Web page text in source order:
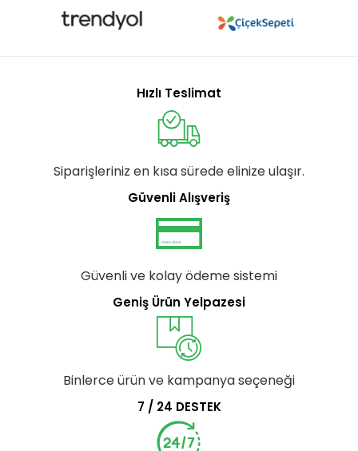
Hızlı Teslimat
Siparişleriniz en kısa sürede elinize ulaşır.
Güvenli Alışveriş
Güvenli ve kolay ödeme sistemi
Geniş Ürün Yelpazesi
Binlerce ürün ve kampanya seçeneği
7 / 24 DESTEK